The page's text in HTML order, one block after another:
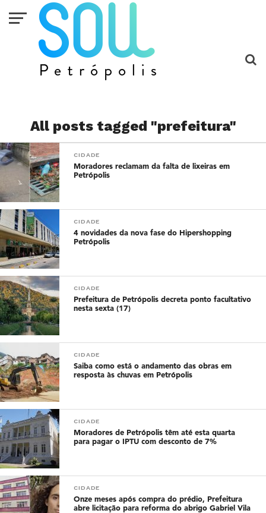
All posts tagged "prefeitura"
CIDADE
Moradores reclamam da falta de lixeiras em
Petrópolis
CIDADE
4 novidades da nova fase do Hipershopping
Petrópolis
CIDADE
Prefeitura de Petrópolis decreta ponto facultativo
nesta sexta (17)
CIDADE
Saiba como está o andamento das obras em
resposta às chuvas em Petrópolis
CIDADE
Moradores de Petrópolis têm até esta quarta
para pagar o IPTU com desconto de 7%
CIDADE
Onze meses após compra do prédio, Prefeitura
abre licitação para reforma do abrigo Gabriel Vila